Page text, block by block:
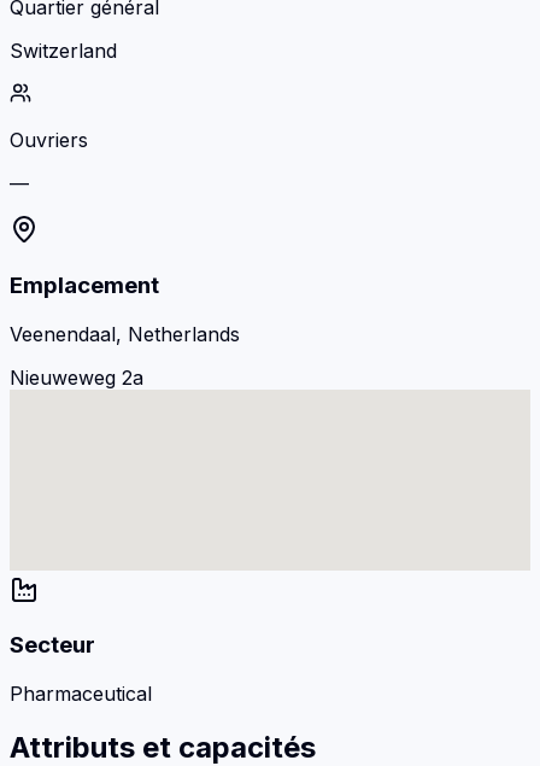
Quartier général
Switzerland
Ouvriers
—
Emplacement
Veenendaal, Netherlands
Nieuweweg 2a
Secteur
Pharmaceutical
Attributs et capacités